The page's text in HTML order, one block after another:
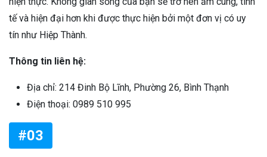
tế và hiện đại hơn khi được thực hiện bởi một đơn vị có uy
tín như Hiệp Thành.
Thông tin liên hệ:
Địa chỉ: 214 Đinh Bộ Lĩnh, Phường 26, Bình Thạnh
Điện thoại: 0989 510 995
#03